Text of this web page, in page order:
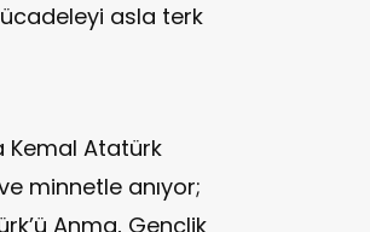
asla terk
Kemal Atatürk
minnetle anıyor;
Anma, Gençlik